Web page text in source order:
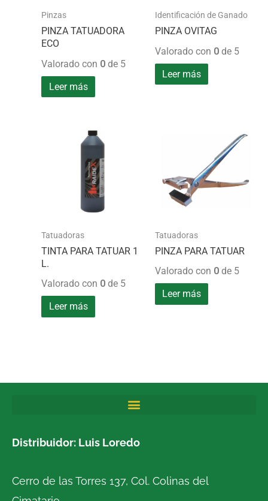
Pinzas
PINZA TATUADORA
ECO
Valorado con 0 de 5
Leer más
Identificación de Ganado
PINZA OVITAG
Valorado con 0de 5
Leer más
Tatuadoras
TINTA PARA TATUAR 1
L.
Valorado con 0 de 5
Leer más
Tatuadoras
PINZA PARA TATUAR
Valorado con 0de 5
Leer más
Distribuidor: Luis Loredo
Cerro de las Torres 137, Col. Colinas del